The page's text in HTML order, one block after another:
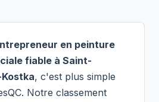
en peinture
fiable à Saint-
, c'est plus simple
Notre classement